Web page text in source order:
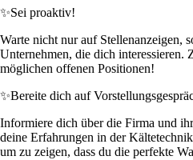
✨Sei proaktiv!
Warte nicht nur auf Stellenanzeigen,
Unternehmen, die dich interessieren.
möglichen offenen Positionen!
✨Bereite dich auf
Informiere dich über die Firma und
deine Erfahrungen in der
um zu zeigen, dass du die perfekte